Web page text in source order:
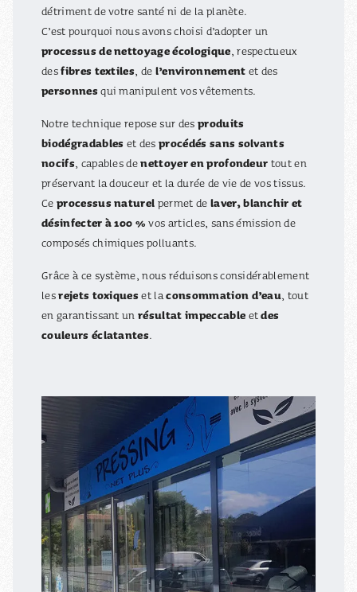
détriment de votre santé ni de la planète.
C’est pourquoi nous avons choisi d’adopter un
processus de nettoyage écologique, respectueux
desfibres textiles, de l’environnement et des
personnesqui manipulent vos vêtements.
Notre technique repose sur des produits
biodégradables et desprocédés sans solvants
nocifs, capables denettoyer en profondeur tout en
préservant la douceur et la durée de vie de vos tissus.
Ce processus naturel permet de laver, blanchir et
désinfecter à 100 % vos articles, sans émission de
composés chimiques polluants.
Grâce à ce système, nous réduisons considérablement
lesrejets toxiqueset laconsommation d’eau, tout
en garantissant unrésultat impeccable etdes
couleurs éclatantes.